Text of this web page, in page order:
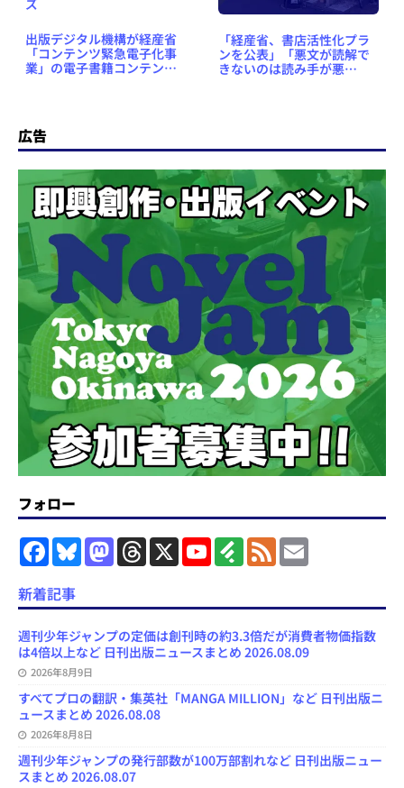
出版デジタル機構が経産省
「コンテンツ緊急電子化事
業」の電子書籍コンテンツ
「経産省、書店活性化プラ
ンを公表」「悪文が読解で
きないのは読み手が悪
広告
フォロー
F
a
e
b
o
k
B
s
y
M
a
o
o
n
T
h
a
s
X
Y
o
u
e
C
h
n
n
F
e
l
F
e
l
新着記事
週刊少年ジャンプの定価は創刊時の約3.3倍だが消費者物価指数
は4倍以上など 日刊出版ニュースまとめ 2026.08.09
2026年8月9日
すべてプロの翻訳・集英社「MANGA MILLION」など 日刊出版ニ
ュースまとめ 2026.08.08
2026年8月8日
週刊少年ジャンプの発行部数が100万部割れなど 日刊出版ニュー
スまとめ 2026.08.07